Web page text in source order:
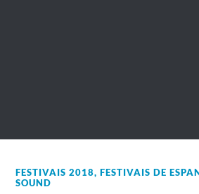
FESTIVAIS 2018,FESTIVAIS DE
SOUND